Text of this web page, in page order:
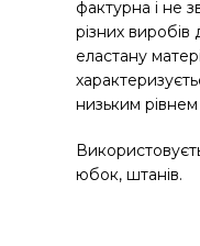
фактурна і не
різних
еластану
низьким
юбок, штанів.